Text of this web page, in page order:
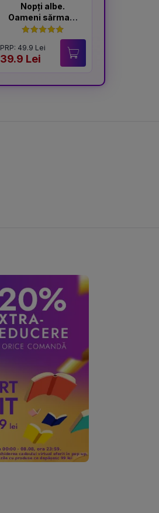
Nopți albe.
Oameni sărmani
- ediție
Hardcover 2025
PRP: 49.9 Lei
39.9 Lei